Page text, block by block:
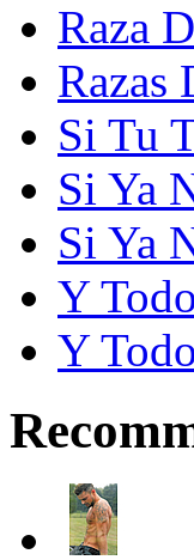
Raza
Razas
Si Tu
Si Ya
Si Ya
Y
Y